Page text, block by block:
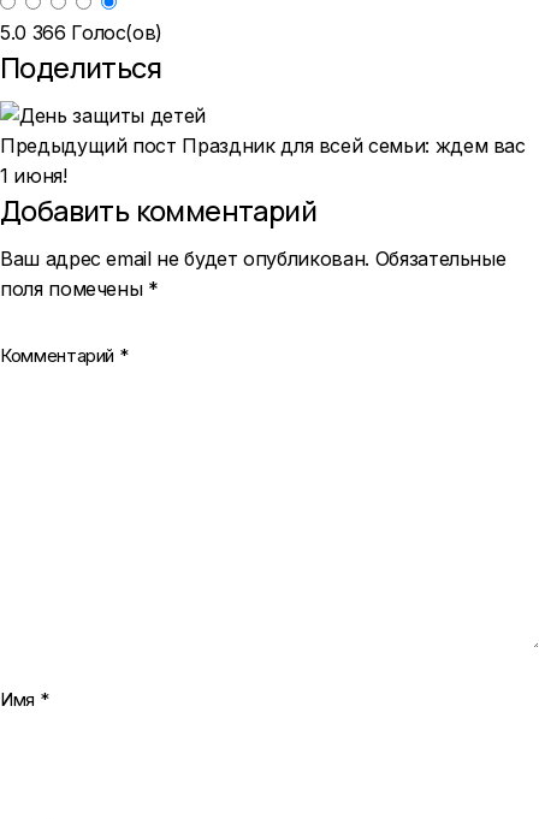
5.0 366 Голос(ов)
Поделиться
Предыдущий пост Праздник для всей семьи: ждем вас
1 июня!
Добавить комментарий
Ваш адрес email не будет опубликован. Обязательные
поля помечены *
Комментарий *
Имя *